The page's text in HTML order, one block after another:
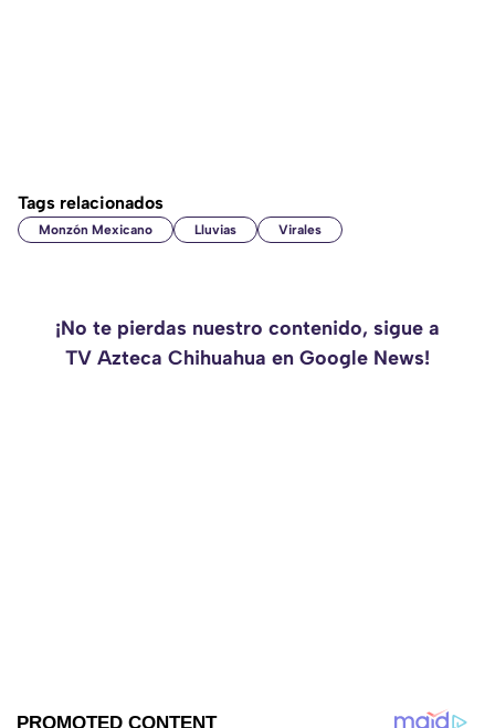
Tags relacionados
Monzón Mexicano Lluvias Virales
¡No te pierdas nuestro contenido, sigue a
TV Azteca Chihuahua en Google News!